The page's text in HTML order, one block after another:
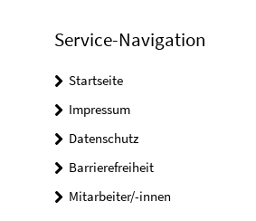
Service-Navigation
Startseite
Impressum
Datenschutz
Barrierefreiheit
Mitarbeiter/-innen